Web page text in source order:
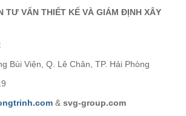
TƯ VẤN THIẾT KẾ VÀ GIÁM ĐỊNH XÂY
Bùi Viện, Q. Lê Chân, TP. Hải Phòng
& svg-group.com